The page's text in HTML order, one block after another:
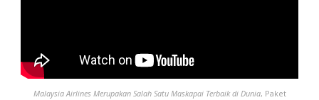
Malaysia Airlines Merupakan Salah Satu Maskapai Terbaik di Dunia, Paket